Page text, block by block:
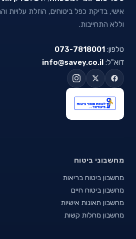
אישי, בדיקת כפל ביטוחים, הוזלת עלויות
וללא התחייבות.
טלפון: 073-7818001
דוא"ל: info@savey.co.il
מחשבוני ביטוח
מחשבון ביטוח בריאות
מחשבון ביטוח חיים
מחשבון תאונות אישיות
מחשבון מחלות קשות